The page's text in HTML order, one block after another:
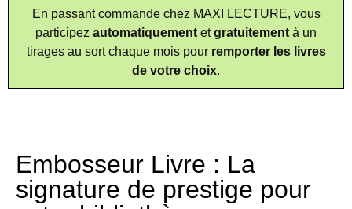
En passant commande chez MAXI LECTURE, vous
participez automatiquement etgratuitement à un
tirages au sort chaque mois pour remporter les livres
de votre choix.
Embosseur Livre : La
signature de prestige pour